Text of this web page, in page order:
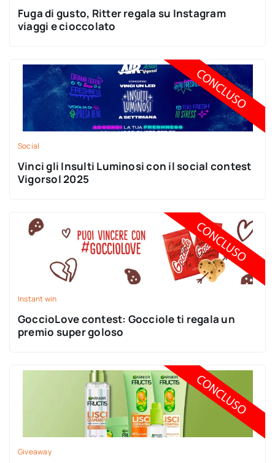
Fuga di gusto, Ritter regala su Instagram
viaggi e cioccolato
Social
Vinci gli Insulti Luminosi con il social contest
Vigorsol 2025
Instant win
GoccioLove contest: Gocciole ti regala un
premio super goloso
Giveaway